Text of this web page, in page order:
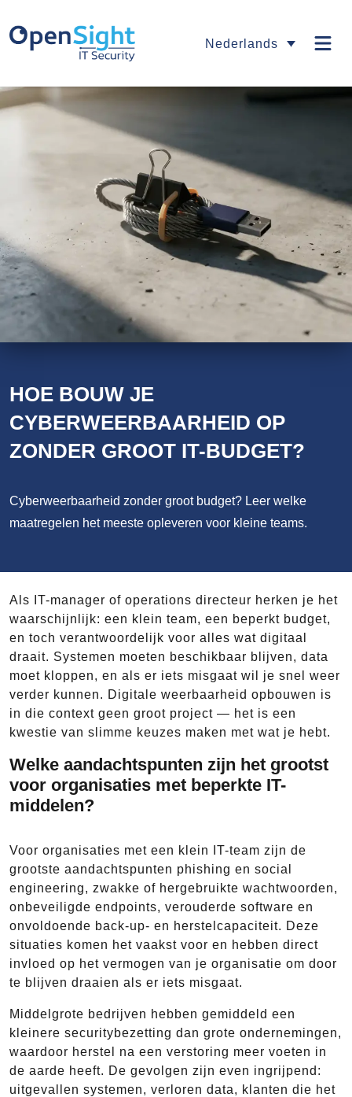
Nederlands
HOE BOUW JE
CYBERWEERBAARHEID OP
ZONDER GROOT IT-BUDGET?
Cyberweerbaarheid zonder groot budget? Leer welke
maatregelen het meeste opleveren voor kleine teams.
Als IT-manager of operations directeur herken je het
waarschijnlijk: een klein team, een beperkt budget,
en toch verantwoordelijk voor alles wat digitaal
draait. Systemen moeten beschikbaar blijven, data
moet kloppen, en als er iets misgaat wil je snel weer
verder kunnen. Digitale weerbaarheid opbouwen is
in die context geen groot project — het is een
kwestie van slimme keuzes maken met wat je hebt.
Welke aandachtspunten zijn het grootst
voor organisaties met beperkte IT-
middelen?
Voor organisaties met een klein IT-team zijn de
grootste aandachtspunten phishing en social
engineering, zwakke of hergebruikte wachtwoorden,
onbeveiligde endpoints, verouderde software en
onvoldoende back-up- en herstelcapaciteit. Deze
situaties komen het vaakst voor en hebben direct
invloed op het vermogen van je organisatie om door
te blijven draaien als er iets misgaat.
Middelgrote bedrijven hebben gemiddeld een
kleinere securitybezetting dan grote ondernemingen,
waardoor herstel na een verstoring meer voeten in
de aarde heeft. De gevolgen zijn even ingrijpend:
uitgevallen systemen, verloren data, klanten die het